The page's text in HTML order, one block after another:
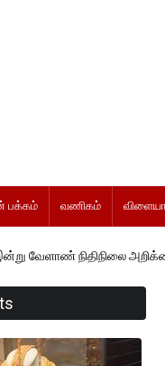
பக்கம் வணிகம்
அறிக்கை தாக்கல்